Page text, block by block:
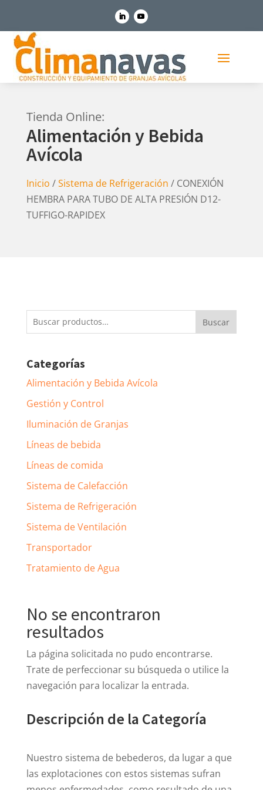
Tienda Online:
Alimentación y Bebida
Avícola
Inicio /Sistema de Refrigeración / CONEXIÓN
HEMBRA PARA TUBO DE ALTA PRESIÓN D12-
TUFFIGO-RAPIDEX
Buscar
por:
Buscar
Categorías
Alimentación y Bebida Avícola
Gestión y Control
Iluminación de Granjas
Líneas de bebida
Líneas de comida
Sistema de Calefacción
Sistema de Refrigeración
Sistema de Ventilación
Transportador
Tratamiento de Agua
No se encontraron
resultados
La página solicitada no pudo encontrarse.
Trate de perfeccionar su búsqueda o utilice la
navegación para localizar la entrada.
Descripción de la Categoría
Nuestro sistema de bebederos, da lugar a que
las explotaciones con estos sistemas sufran